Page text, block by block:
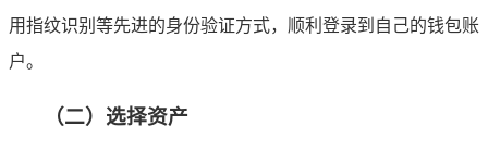
用指纹识别等先进的身份验证方式，顺利登录到自己的钱包账
户。
（二）选择资产